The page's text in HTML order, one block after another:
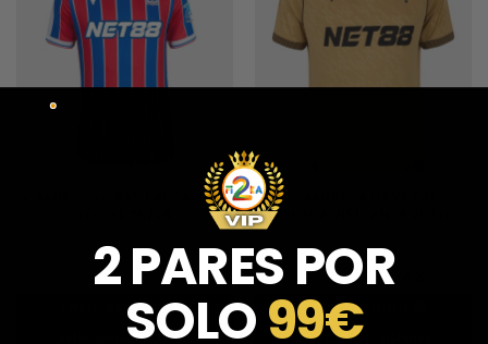
CAMISETA CRYSTAL PALACE
(4.8)
ENVÍO GRATUITO
Seleccionar opciones
PALACE VISITANTE 25/26
ENVÍO GRATUITO
Seleccionar opciones
2 PARES POR
SOLO99€